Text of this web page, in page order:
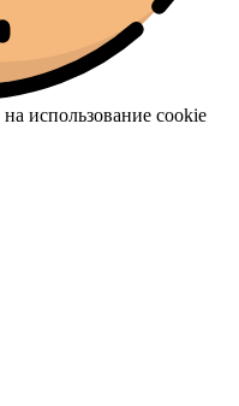
использование cookie